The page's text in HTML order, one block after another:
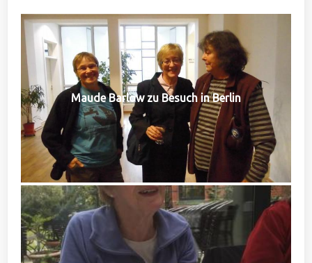
Maude Barlow zu Besuch in Berlin